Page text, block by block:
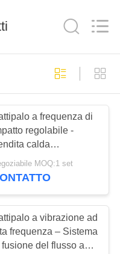
a frequenza di
regolabile -
calda
di
ad alta
Bassa
MOQ:1 set
a vibrazione ad
frequenza – Sistema
fusione del flusso a